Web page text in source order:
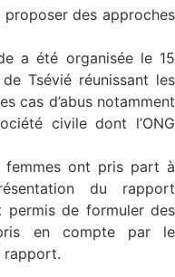
des approches
a été organisée le 15
Tsévié réunissant les
cas d’abus notamment
civile dont l’ONG
femmes ont pris part à
du rapport
permis de formuler des
en compte par le
rapport.